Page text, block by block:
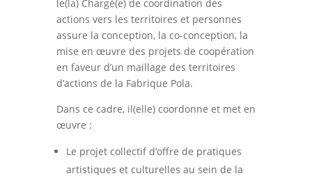
le(la) Chargé(e) de coordination des
actions vers les territoires et personnes
assure la conception, la co-conception, la
mise en œuvre des projets de coopération
en faveur d’un maillage des territoires
d’actions de la Fabrique Pola.
Dans ce cadre, il(elle) coordonne et met en
œuvre :
Le projet collectif d’offre de pratiques
artistiques et culturelles au sein de la